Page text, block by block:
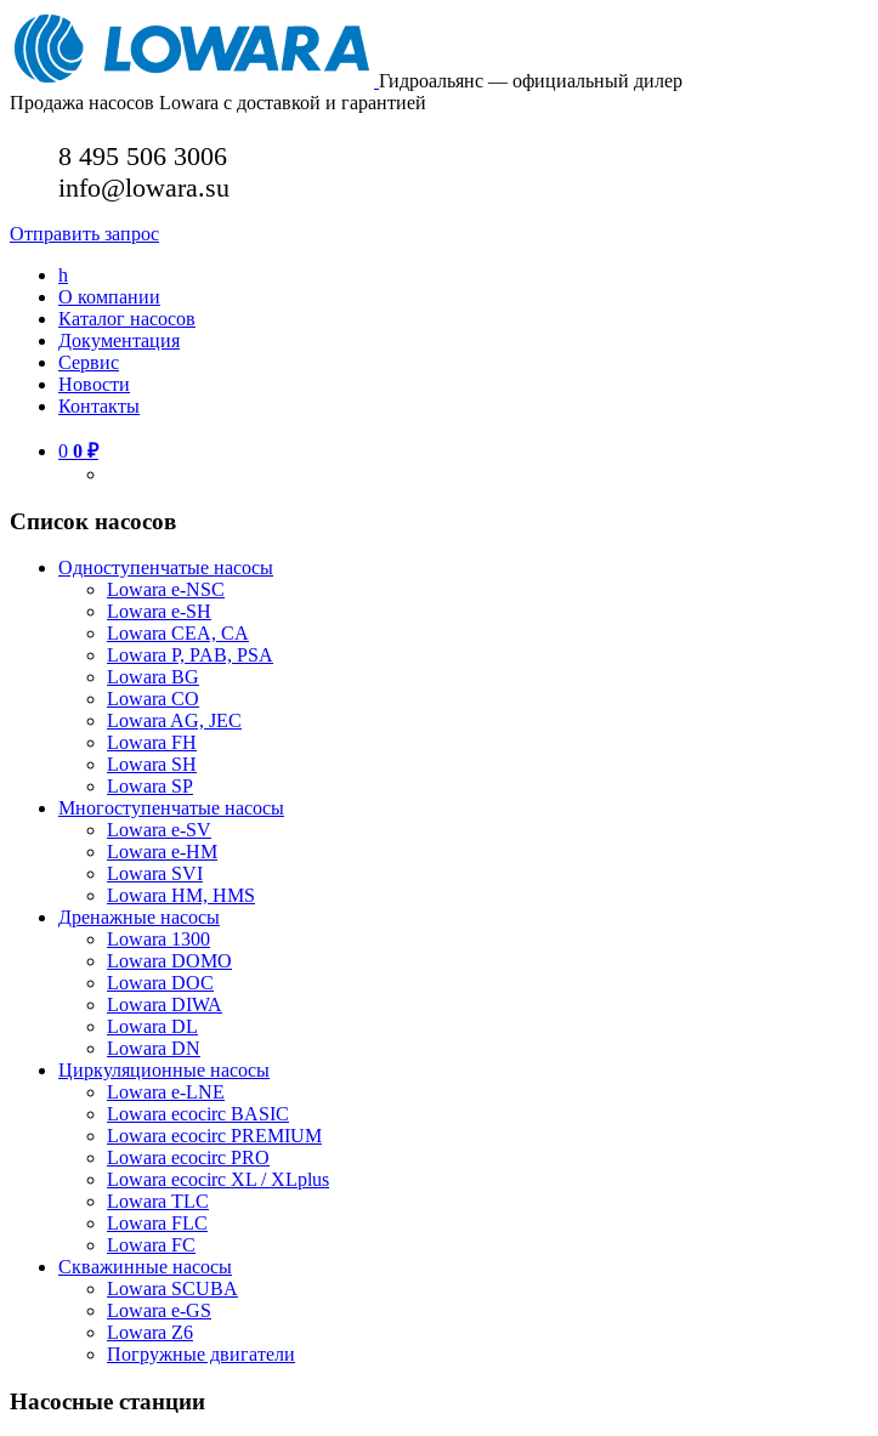
Гидроальянс — официальный дилер
Продажа насосов Lowara с доставкой и гарантией
8 495 506 3006
info@lowara.su
Отправить запрос
h
О компании
Каталог насосов
Документация
Сервис
Новости
Контакты
0 0 ₽
Список насосов
Одноступенчатые насосы
Lowara e-NSC
Lowara e-SH
Lowara CEA, CA
Lowara P, PAB, PSA
Lowara BG
Lowara CO
Lowara AG, JEC
Lowara FH
Lowara SH
Lowara SP
Многоступенчатые насосы
Lowara e-SV
Lowara e-HM
Lowara SVI
Lowara HM, HMS
Дренажные насосы
Lowara 1300
Lowara DOMO
Lowara DOC
Lowara DIWA
Lowara DL
Lowara DN
Циркуляционные насосы
Lowara e-LNE
Lowara ecocirc BASIC
Lowara ecocirc PREMIUM
Lowara ecocirc PRO
Lowara ecocirc XL / XLplus
Lowara TLC
Lowara FLC
Lowara FC
Скважинные насосы
Lowara SCUBA
Lowara e-GS
Lowara Z6
Погружные двигатели
Насосные станции